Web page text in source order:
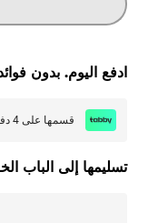
ادفع اليوم. بدون
قسمها على 4 دفعات شهرية بقيمة
تسليمها إلى الباب